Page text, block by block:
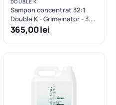
DOUBLE K
Sampon concentrat 32:1
Double K - Grimeinator - 3.8
L
365,00 lei